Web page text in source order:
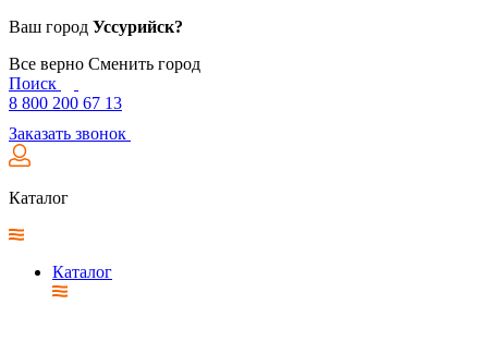
Ваш город Уссурийск?
Все верно Сменить город
Поиск
8 800 200 67 13
Заказать звонок
Каталог
Каталог